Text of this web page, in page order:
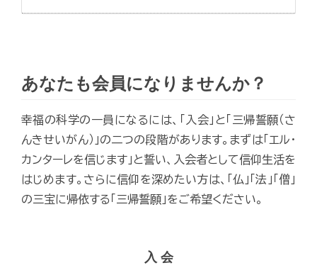
あなたも会員になりませんか？
幸福の科学の一員になるには、「入会」と「三帰誓願（さ
んきせいがん）」の二つの段階があります。まずは「エル・
カンターレを信じます」と誓い、入会者として信仰生活を
はじめます。さらに信仰を深めたい方は、「仏」「法」「僧」
の三宝に帰依する「三帰誓願」をご希望ください。
入 会